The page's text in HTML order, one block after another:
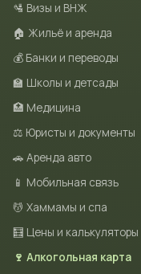
🛂 Визы и ВНЖ
🏠 Жильё и аренда
💰 Банки и переводы
🏫 Школы и детсады
🏥 Медицина
⚖️ Юристы и документы
🚗 Аренда авто
📱 Мобильная связь
💆 Хаммамы и спа
🧮 Цены и калькуляторы
🍷 Алкогольная карта